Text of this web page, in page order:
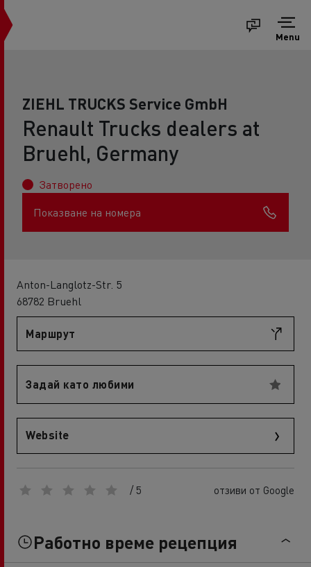
Menu
ZIEHL TRUCKS Service GmbH
Renault Trucks dealers at
Bruehl, Germany
Затворено
Показване на номера
Anton-Langlotz-Str. 5
68782 Bruehl
Маршрут
Задай като любими
Website
/ 5 отзиви от Google
Работно време рецепция